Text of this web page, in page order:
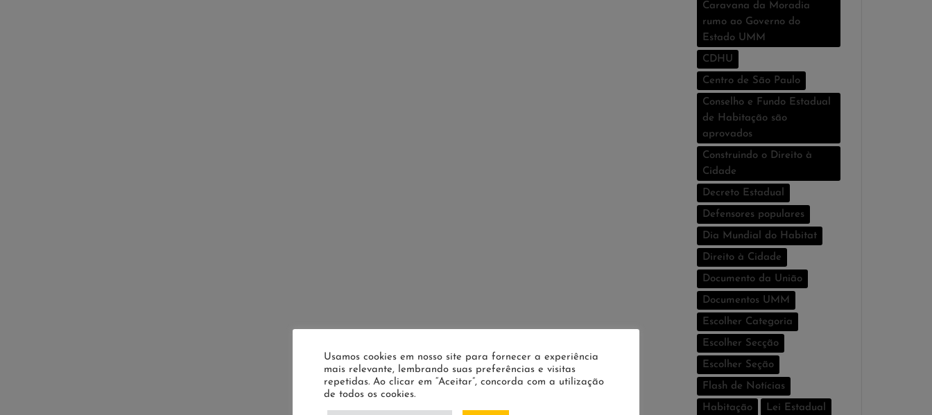
Caravana da Moradia
rumo ao Governo do
Estado UMM
CDHU
Centro de São Paulo
Conselho e Fundo Estadual
de Habitação são
aprovados
Construindo o Direito à
Cidade
Decreto Estadual
Defensores populares
Dia Mundial do Habitat
Direito à Cidade
Documento da União
Documentos UMM
Escolher Categoria
Escolher Secção
Escolher Seção
Flash de Notí­cias
Habitação Lei Estadual
Usamos cookies em nosso site para fornecer a experiência
mais relevante, lembrando suas preferências e visitas
repetidas. Ao clicar em “Aceitar”, concorda com a utilização
de todos os cookies.